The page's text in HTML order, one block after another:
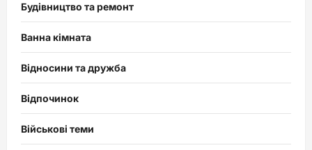
Будівництво та ремонт
Ванна кімната
Відносини та дружба
Відпочинок
Військові теми